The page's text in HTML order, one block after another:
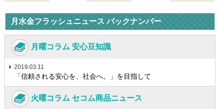
月水金フラッシュニュース バックナンバー
月曜コラム 安心豆知識
2019.03.11
「信頼される安心を、社会へ。」を目指して
火曜コラム セコム商品ニュース